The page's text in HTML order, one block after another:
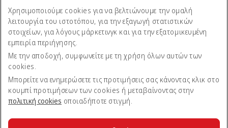
Δήλωση προσβασιμότητας
Επικοινωνήστε μαζί μας
Πολιτική απορρήτου
Όροι και προϋποθέσεις
Πολιτική cookies
Ασφάλεια στον κυβερνοχώρο
Χρησιμοποιούμε cookies για να βελτιώνουμε την ομαλή
λειτουργία του ιστοτόπου, για την εξαγωγή στατιστικών
στοιχείων, για λόγους μάρκετινγκ και για την εξατομικευμένη
εμπειρία περιήγησης.
Με την αποδοχή, συμφωνείτε με τη χρήση όλων αυτών των
cookies.
Μπορείτε να ενημερώσετε τις προτιμήσεις σας κάνοντας κλικ στο
κουμπί προτιμήσεων των cookies ή μεταβαίνοντας στην
πολιτική cookies οποιαδήποτε στιγμή.